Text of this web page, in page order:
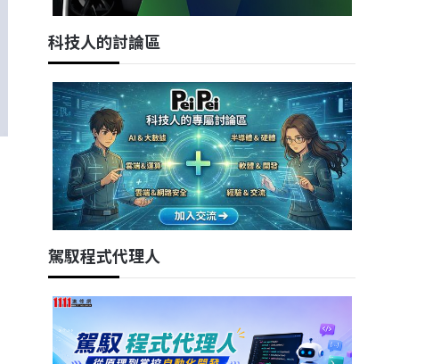
科技人的討論區
駕馭程式代理人